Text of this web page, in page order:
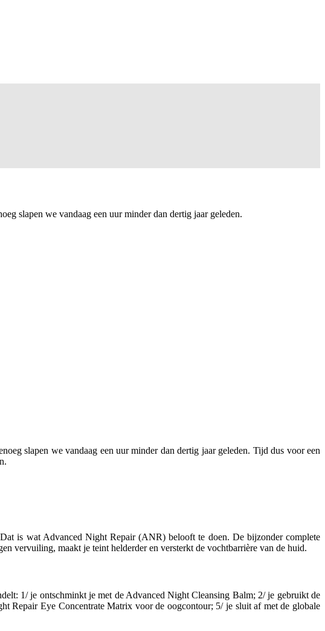
slapen we vandaag een uur minder dan dertig jaar geleden.
slapen we vandaag een uur minder dan dertig jaar geleden. Tijd dus voor een
is wat Advanced Night Repair (ANR) belooft te doen. De bijzonder complete
vervuiling, maakt je teint helderder en versterkt de vochtbarrière van de huid.
1/ je ontschminkt je met de Advanced Night Cleansing Balm; 2/ je gebruikt de
Repair Eye Concentrate Matrix voor de oogcontour; 5/ je sluit af met de globale